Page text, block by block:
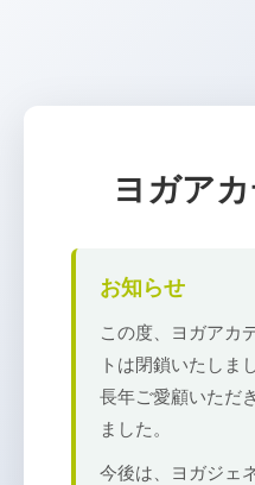
ヨガア
お知らせ
この度、ヨガアカ
トは閉鎖いたしま
長年ご愛顧いただ
ました。
今後は、ヨガジェ